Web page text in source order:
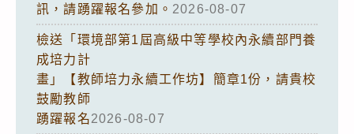
訊，請踴躍報名參加。 2026-08-07
檢送「環境部第1屆高級中等學校內永續部門養
成培力計
畫」【教師培力永續工作坊】簡章1份，請貴校
鼓勵教師
踴躍報名2026-08-07